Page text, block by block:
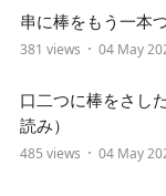
串に棒をもう一本
381 views 04 May
口二つに棒をさし
読み）
485 views 04 May